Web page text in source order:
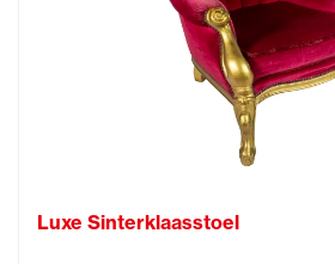
Luxe Sinterklaasstoel